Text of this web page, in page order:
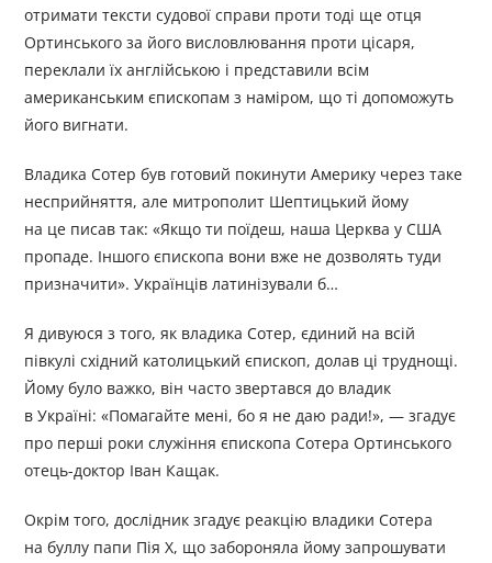
отримати тексти судової справи проти тоді ще отця
Ортинського за його висловлювання проти цісаря,
переклали їх англійською і представили всім
американським єпископам з наміром, що ті допоможуть
його вигнати.
Владика Сотер був готовий покинути Америку через таке
несприйняття, але митрополит Шептицький йому
на це писав так: «Якщо ти поїдеш, наша Церква у США
пропаде. Іншого єпископа вони вже не дозволять туди
призначити». Українців латинізували б…
Я дивуюся з того, як владика Сотер, єдиний на всій
півкулі східний католицький єпископ, долав ці труднощі.
Йому було важко, він часто звертався до владик
в Україні: «Помагайте мені, бо я не даю ради!», — згадує
про перші роки служіння єпископа Сотера Ортинського
отець-доктор Іван Кащак.
Окрім того, дослідник згадує реакцію владики Сотера
на буллу папи Пія Х, що забороняла йому запрошувати